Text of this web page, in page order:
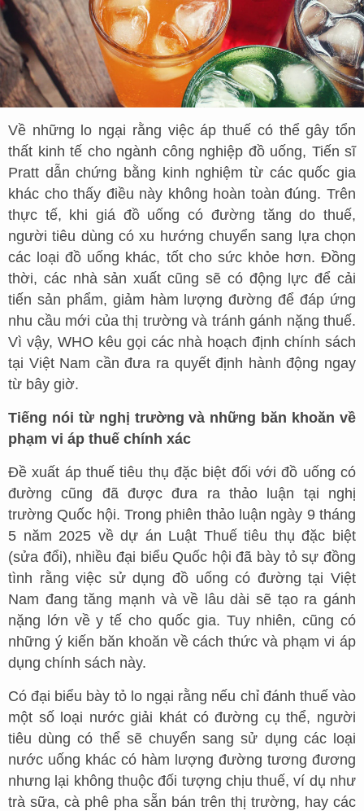
Về những lo ngại rằng việc áp thuế có thể gây tổn
thất kinh tế cho ngành công nghiệp đồ uống, Tiến sĩ
Pratt dẫn chứng bằng kinh nghiệm từ các quốc gia
khác cho thấy điều này không hoàn toàn đúng. Trên
thực tế, khi giá đồ uống có đường tăng do thuế,
người tiêu dùng có xu hướng chuyển sang lựa chọn
các loại đồ uống khác, tốt cho sức khỏe hơn. Đồng
thời, các nhà sản xuất cũng sẽ có động lực để cải
tiến sản phẩm, giảm hàm lượng đường để đáp ứng
nhu cầu mới của thị trường và tránh gánh nặng thuế.
Vì vậy, WHO kêu gọi các nhà hoạch định chính sách
tại Việt Nam cần đưa ra quyết định hành động ngay
từ bây giờ.
Tiếng nói từ nghị trường và những băn khoăn về
phạm vi áp thuế chính xác
Đề xuất áp thuế tiêu thụ đặc biệt đối với đồ uống có
đường cũng đã được đưa ra thảo luận tại nghị
trường Quốc hội. Trong phiên thảo luận ngày 9 tháng
5 năm 2025 về dự án Luật Thuế tiêu thụ đặc biệt
(sửa đổi), nhiều đại biểu Quốc hội đã bày tỏ sự đồng
tình rằng việc sử dụng đồ uống có đường tại Việt
Nam đang tăng mạnh và về lâu dài sẽ tạo ra gánh
nặng lớn về y tế cho quốc gia. Tuy nhiên, cũng có
những ý kiến băn khoăn về cách thức và phạm vi áp
dụng chính sách này.
Có đại biểu bày tỏ lo ngại rằng nếu chỉ đánh thuế vào
một số loại nước giải khát có đường cụ thể, người
tiêu dùng có thể sẽ chuyển sang sử dụng các loại
nước uống khác có hàm lượng đường tương đương
nhưng lại không thuộc đối tượng chịu thuế, ví dụ như
trà sữa, cà phê pha sẵn bán trên thị trường, hay các